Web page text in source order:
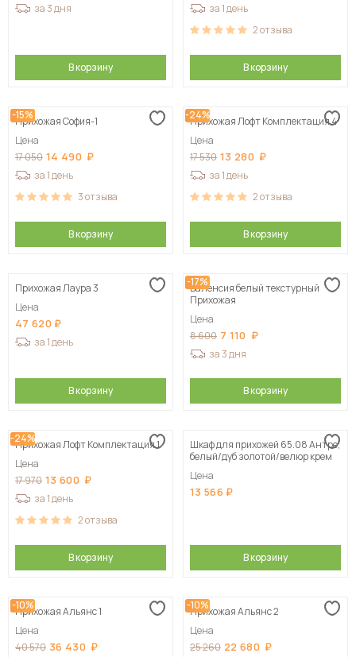
за 3 дня
В корзину
за 1 день
2отзыва
В корзину
-15%
Прихожая София-1
Цена
17 050 14 490
за 1 день
3отзыва
В корзину
-24%
Прихожая Лофт Комплектация 4
Цена
17 530 13 280
за 1 день
2отзыва
В корзину
Прихожая Лаура 3
Цена
47 620
за 1 день
В корзину
-17%
Валенсия белый текстурный
Прихожая
Цена
8 600 7 110
за 3 дня
В корзину
-24%
Прихожая Лофт Комплектация 1
Цена
17 970 13 600
за 1 день
2отзыва
В корзину
Шкаф для прихожей 65.08 Антре,
белый/дуб золотой/велюр крем
Цена
13 566
В корзину
-10%
Прихожая Альянс 1
Цена
40 570 36 430
-10%
Прихожая Альянс 2
Цена
25 260 22 680